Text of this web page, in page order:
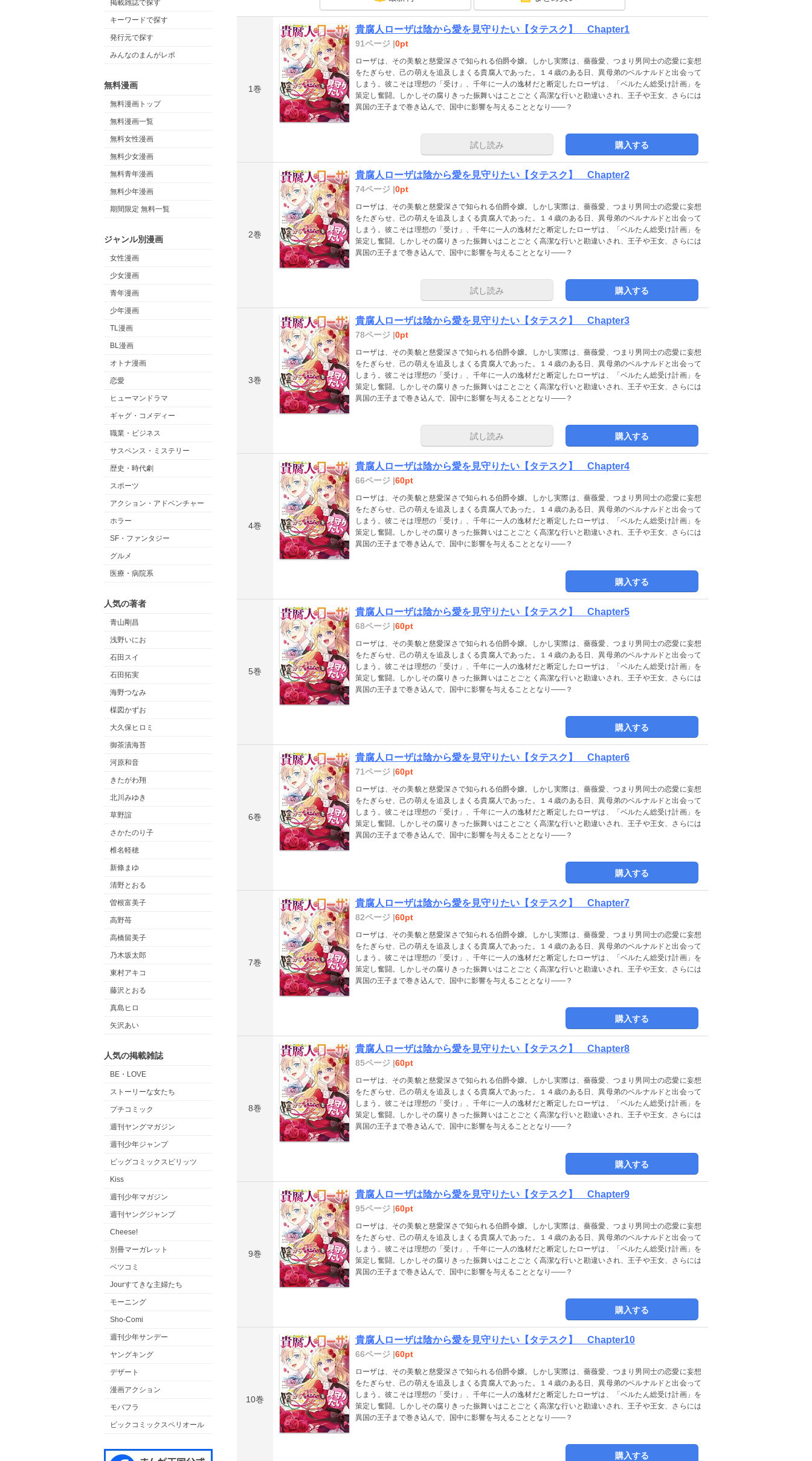
掲載雑誌で探す
キーワードで探す
発行元で探す
みんなのまんがレポ
無料漫画
無料漫画トップ
無料漫画一覧
無料女性漫画
無料少女漫画
無料青年漫画
無料少年漫画
期間限定 無料一覧
ジャンル別漫画
女性漫画
少女漫画
青年漫画
少年漫画
TL漫画
BL漫画
オトナ漫画
恋愛
ヒューマンドラマ
ギャグ・コメディー
職業・ビジネス
サスペンス・ミステリー
歴史・時代劇
スポーツ
アクション・アドベンチャー
ホラー
SF・ファンタジー
グルメ
医療・病院系
人気の著者
青山剛昌
浅野いにお
石田スイ
石田拓実
海野つなみ
楳図かずお
大久保ヒロミ
御茶漬海苔
河原和音
きたがわ翔
北川みゆき
草野誼
さかたのり子
椎名軽穂
新條まゆ
清野とおる
曽根富美子
高野苺
高橋留美子
乃木坂太郎
東村アキコ
藤沢とおる
真島ヒロ
矢沢あい
人気の掲載雑誌
BE・LOVE
ストーリーな女たち
プチコミック
週刊ヤングマガジン
週刊少年ジャンプ
ビッグコミックスピリッツ
Kiss
週刊少年マガジン
週刊ヤングジャンプ
Cheese!
別冊マーガレット
ベツコミ
Jourすてきな主婦たち
モーニング
Sho-Comi
週刊少年サンデー
ヤングキング
デザート
漫画アクション
モバフラ
ビックコミックスペリオール
1巻
貴腐人ローザは陰から愛を見守りたい【タテスク】 Chapter1
91ページ |0pt
ローザは、その美貌と慈愛深さで知られる伯爵令嬢。しかし実際は、薔薇愛、つまり男同士の恋愛に妄想
をたぎらせ、己の萌えを追及しまくる貴腐人であった。１４歳のある日、異母弟のベルナルドと出会って
しまう。彼こそは理想の「受け」、千年に一人の逸材だと断定したローザは、「ベルたん総受け計画」を
策定し奮闘。しかしその腐りきった振舞いはことごとく高潔な行いと勘違いされ、王子や王女、さらには
異国の王子まで巻き込んで、国中に影響を与えることとなり――？
試し読み 購入する
2巻
貴腐人ローザは陰から愛を見守りたい【タテスク】 Chapter2
74ページ |0pt
ローザは、その美貌と慈愛深さで知られる伯爵令嬢。しかし実際は、薔薇愛、つまり男同士の恋愛に妄想
をたぎらせ、己の萌えを追及しまくる貴腐人であった。１４歳のある日、異母弟のベルナルドと出会って
しまう。彼こそは理想の「受け」、千年に一人の逸材だと断定したローザは、「ベルたん総受け計画」を
策定し奮闘。しかしその腐りきった振舞いはことごとく高潔な行いと勘違いされ、王子や王女、さらには
異国の王子まで巻き込んで、国中に影響を与えることとなり――？
試し読み 購入する
3巻
貴腐人ローザは陰から愛を見守りたい【タテスク】 Chapter3
78ページ |0pt
ローザは、その美貌と慈愛深さで知られる伯爵令嬢。しかし実際は、薔薇愛、つまり男同士の恋愛に妄想
をたぎらせ、己の萌えを追及しまくる貴腐人であった。１４歳のある日、異母弟のベルナルドと出会って
しまう。彼こそは理想の「受け」、千年に一人の逸材だと断定したローザは、「ベルたん総受け計画」を
策定し奮闘。しかしその腐りきった振舞いはことごとく高潔な行いと勘違いされ、王子や王女、さらには
異国の王子まで巻き込んで、国中に影響を与えることとなり――？
試し読み 購入する
4巻
貴腐人ローザは陰から愛を見守りたい【タテスク】 Chapter4
66ページ |60pt
ローザは、その美貌と慈愛深さで知られる伯爵令嬢。しかし実際は、薔薇愛、つまり男同士の恋愛に妄想
をたぎらせ、己の萌えを追及しまくる貴腐人であった。１４歳のある日、異母弟のベルナルドと出会って
しまう。彼こそは理想の「受け」、千年に一人の逸材だと断定したローザは、「ベルたん総受け計画」を
策定し奮闘。しかしその腐りきった振舞いはことごとく高潔な行いと勘違いされ、王子や王女、さらには
異国の王子まで巻き込んで、国中に影響を与えることとなり――？
購入する
5巻
貴腐人ローザは陰から愛を見守りたい【タテスク】 Chapter5
68ページ |60pt
ローザは、その美貌と慈愛深さで知られる伯爵令嬢。しかし実際は、薔薇愛、つまり男同士の恋愛に妄想
をたぎらせ、己の萌えを追及しまくる貴腐人であった。１４歳のある日、異母弟のベルナルドと出会って
しまう。彼こそは理想の「受け」、千年に一人の逸材だと断定したローザは、「ベルたん総受け計画」を
策定し奮闘。しかしその腐りきった振舞いはことごとく高潔な行いと勘違いされ、王子や王女、さらには
異国の王子まで巻き込んで、国中に影響を与えることとなり――？
購入する
6巻
貴腐人ローザは陰から愛を見守りたい【タテスク】 Chapter6
71ページ |60pt
ローザは、その美貌と慈愛深さで知られる伯爵令嬢。しかし実際は、薔薇愛、つまり男同士の恋愛に妄想
をたぎらせ、己の萌えを追及しまくる貴腐人であった。１４歳のある日、異母弟のベルナルドと出会って
しまう。彼こそは理想の「受け」、千年に一人の逸材だと断定したローザは、「ベルたん総受け計画」を
策定し奮闘。しかしその腐りきった振舞いはことごとく高潔な行いと勘違いされ、王子や王女、さらには
異国の王子まで巻き込んで、国中に影響を与えることとなり――？
購入する
7巻
貴腐人ローザは陰から愛を見守りたい【タテスク】 Chapter7
82ページ |60pt
ローザは、その美貌と慈愛深さで知られる伯爵令嬢。しかし実際は、薔薇愛、つまり男同士の恋愛に妄想
をたぎらせ、己の萌えを追及しまくる貴腐人であった。１４歳のある日、異母弟のベルナルドと出会って
しまう。彼こそは理想の「受け」、千年に一人の逸材だと断定したローザは、「ベルたん総受け計画」を
策定し奮闘。しかしその腐りきった振舞いはことごとく高潔な行いと勘違いされ、王子や王女、さらには
異国の王子まで巻き込んで、国中に影響を与えることとなり――？
購入する
8巻
貴腐人ローザは陰から愛を見守りたい【タテスク】 Chapter8
85ページ |60pt
ローザは、その美貌と慈愛深さで知られる伯爵令嬢。しかし実際は、薔薇愛、つまり男同士の恋愛に妄想
をたぎらせ、己の萌えを追及しまくる貴腐人であった。１４歳のある日、異母弟のベルナルドと出会って
しまう。彼こそは理想の「受け」、千年に一人の逸材だと断定したローザは、「ベルたん総受け計画」を
策定し奮闘。しかしその腐りきった振舞いはことごとく高潔な行いと勘違いされ、王子や王女、さらには
異国の王子まで巻き込んで、国中に影響を与えることとなり――？
購入する
9巻
貴腐人ローザは陰から愛を見守りたい【タテスク】 Chapter9
95ページ |60pt
ローザは、その美貌と慈愛深さで知られる伯爵令嬢。しかし実際は、薔薇愛、つまり男同士の恋愛に妄想
をたぎらせ、己の萌えを追及しまくる貴腐人であった。１４歳のある日、異母弟のベルナルドと出会って
しまう。彼こそは理想の「受け」、千年に一人の逸材だと断定したローザは、「ベルたん総受け計画」を
策定し奮闘。しかしその腐りきった振舞いはことごとく高潔な行いと勘違いされ、王子や王女、さらには
異国の王子まで巻き込んで、国中に影響を与えることとなり――？
購入する
10巻
貴腐人ローザは陰から愛を見守りたい【タテスク】 Chapter10
66ページ |60pt
ローザは、その美貌と慈愛深さで知られる伯爵令嬢。しかし実際は、薔薇愛、つまり男同士の恋愛に妄想
をたぎらせ、己の萌えを追及しまくる貴腐人であった。１４歳のある日、異母弟のベルナルドと出会って
しまう。彼こそは理想の「受け」、千年に一人の逸材だと断定したローザは、「ベルたん総受け計画」を
策定し奮闘。しかしその腐りきった振舞いはことごとく高潔な行いと勘違いされ、王子や王女、さらには
異国の王子まで巻き込んで、国中に影響を与えることとなり――？
購入する